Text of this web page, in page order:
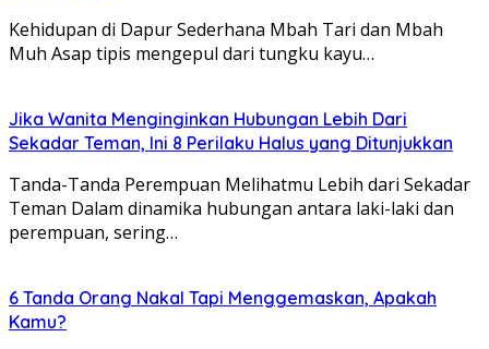
Kehidupan di Dapur Sederhana Mbah Tari dan Mbah
Muh Asap tipis mengepul dari tungku kayu…
Jika Wanita Menginginkan Hubungan Lebih Dari
Sekadar Teman, Ini 8 Perilaku Halus yang Ditunjukkan
Tanda-Tanda Perempuan Melihatmu Lebih dari Sekadar
Teman Dalam dinamika hubungan antara laki-laki dan
perempuan, sering…
6 Tanda Orang Nakal Tapi Menggemaskan, Apakah
Kamu?